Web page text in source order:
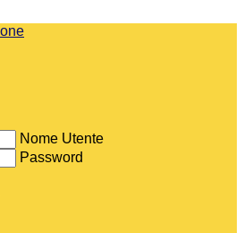
Nome Utente
Password